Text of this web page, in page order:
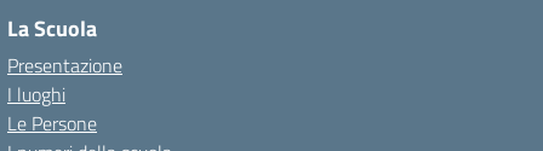
La Scuola
Presentazione
I luoghi
Le Persone